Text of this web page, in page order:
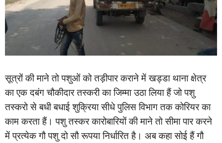
सूत्रों की माने तो पशुओं को तड़ीपार कराने में खड्डा थाना क्षेत्र
का एक दबंग चौकीदार तस्करी का जिम्मा उठा लिया हैं जो पशु
तस्करो से बधी बधाई शुक्रिया सीधे पुलिस विभाग तक कोरियर का
काम करता हैं। पशु तस्कर कारोबारियों की माने तो सीमा पार करने
में प्रत्येक गौ पशु दो सौ रूपया निर्धारित है। अब कहा सोई हैं गौ